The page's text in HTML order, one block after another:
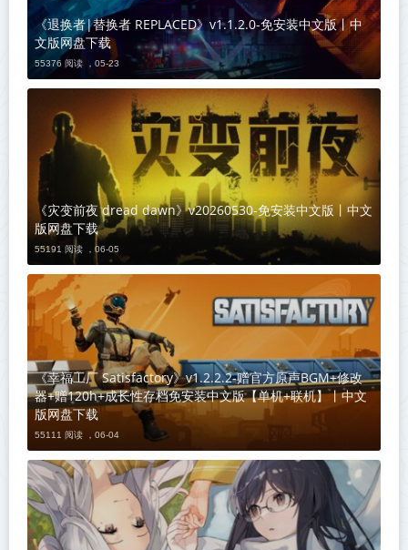
《退换者|替换者 REPLACED》v1.1.2.0-免安装中文版丨中
文版网盘下载
55376 阅读 ， 05-23
《灾变前夜 dread dawn》v20260530-免安装中文版丨中文
版网盘下载
55191 阅读 ， 06-05
《幸福工厂 Satisfactory》v1.2.2.2-赠官方原声BGM+修改
器+赠120h+成长性存档免安装中文版【单机+联机】丨中文
版网盘下载
55111 阅读 ， 06-04